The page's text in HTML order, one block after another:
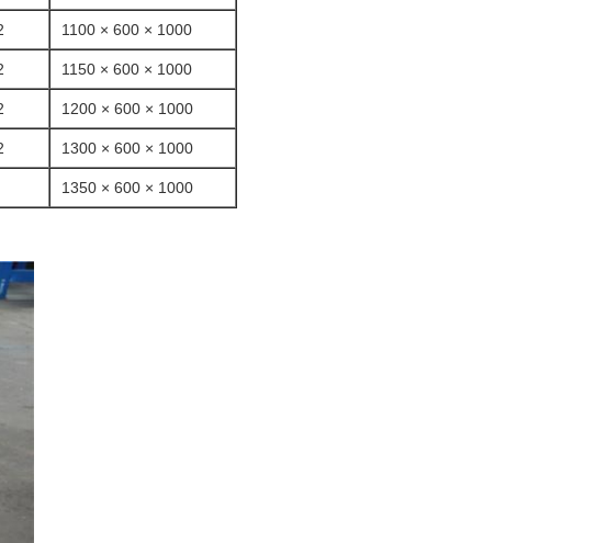
1100 × 600 × 1000
1150 × 600 × 1000
1200 × 600 × 1000
1300 × 600 × 1000
1350 × 600 × 1000